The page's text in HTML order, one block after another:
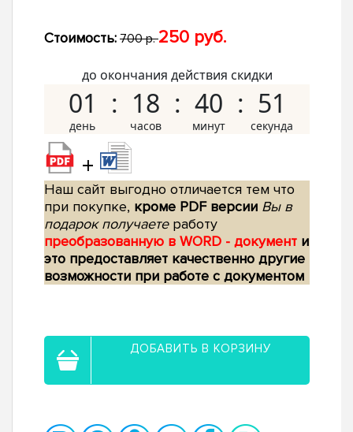
Стоимость: 700 р.250 руб.
до окончания действия скидки
01 18 40 50
+
Наш сайт выгодно отличается тем что
при покупке, кроме PDF версии Вы в
подарок получаетеработу
преобразованную в WORD - документ и
это предоставляет качественно другие
возможности при работе с документом
ДОБАВИТЬ В КОРЗИНУ